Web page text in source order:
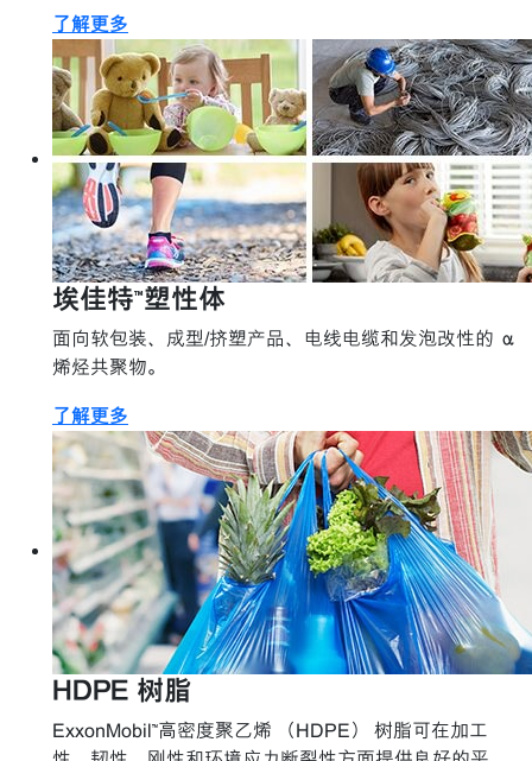
了解更多
埃佳特™塑性体
面向软包装、成型/挤塑产品、电线电缆和发泡改性的 α
烯烃共聚物。
了解更多
HDPE 树脂
ExxonMobil™高密度聚乙烯 （HDPE） 树脂可在加工